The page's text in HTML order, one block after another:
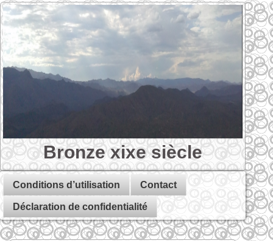
Bronze xixe siècle
Conditions d’utilisation Contact
Déclaration de confidentialité